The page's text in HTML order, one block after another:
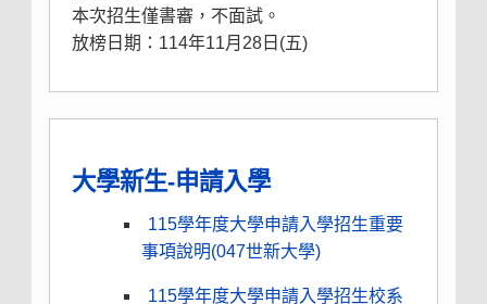
本次招生僅書審，不面試。
放榜日期：114年11月28日 (五)
大學新生-申請入學
115學年度大學申請入學招生重要
事項說明(047世新大學)
115學年度大學申請入學招生校系